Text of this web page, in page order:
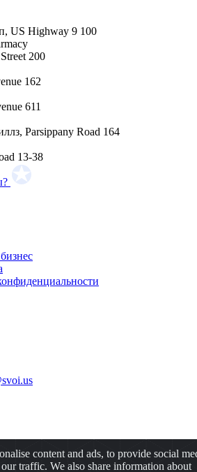
US Highway 9 100
200
162
611
Parsippany Road 164
13-38
content and ads, to provide social
traffic. We also share information about